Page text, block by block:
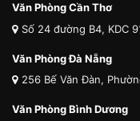
Văn Phòng Cần Thơ
Số 24 đường B4, KDC
Văn Phòng Đà Nẵng
256 Bế Văn Đàn,
Văn Phòng Bình Dương